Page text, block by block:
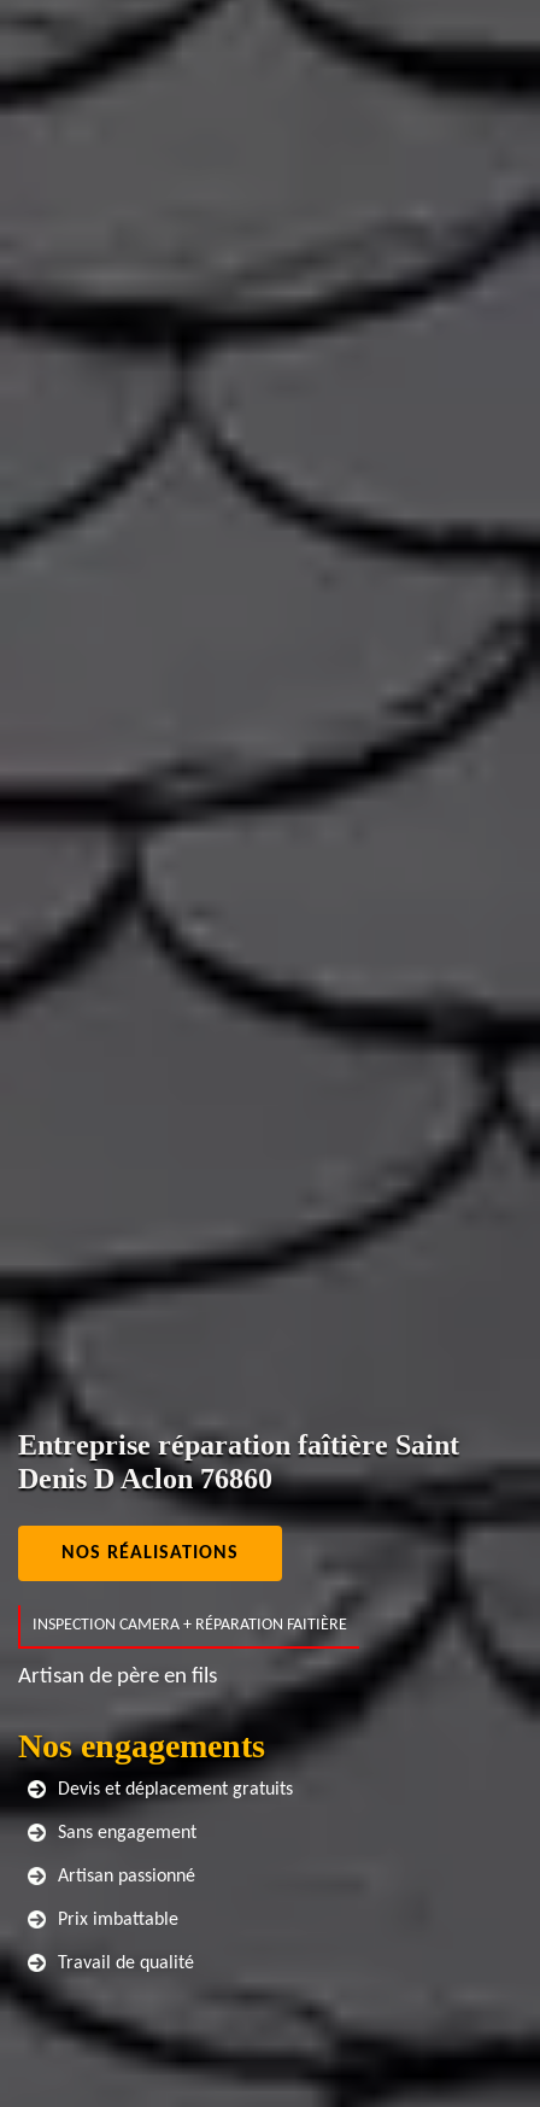
Entreprise réparation faîtière Saint
Denis D Aclon 76860
NOS RÉALISATIONS
INSPECTION CAMERA + RÉPARATION FAITIÈRE
Artisan de père en fils
Nos engagements
Devis et déplacement gratuits
Sans engagement
Artisan passionné
Prix imbattable
Travail de qualité